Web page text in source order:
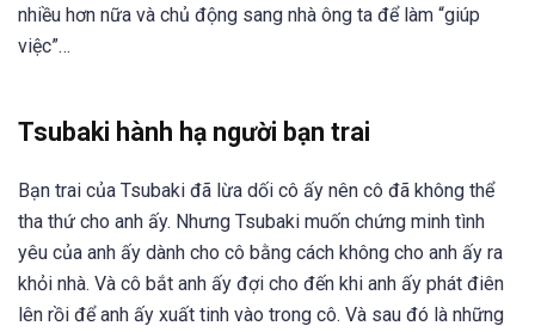
nhiều hơn nữa và chủ động sang nhà ông ta để làm “giúp
việc”…
Tsubaki hành hạ người bạn trai
Bạn trai của Tsubaki đã lừa dối cô ấy nên cô đã không thể
tha thứ cho anh ấy. Nhưng Tsubaki muốn chứng minh tình
yêu của anh ấy dành cho cô bằng cách không cho anh ấy ra
khỏi nhà. Và cô bắt anh ấy đợi cho đến khi anh ấy phát điên
lên rồi để anh ấy xuất tinh vào trong cô. Và sau đó là những